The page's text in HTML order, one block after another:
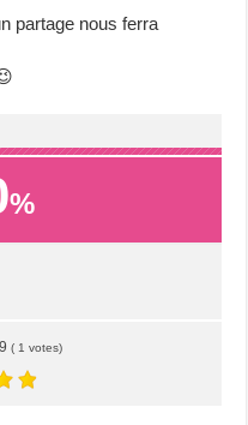
partage nous ferra
%
( 1 votes)